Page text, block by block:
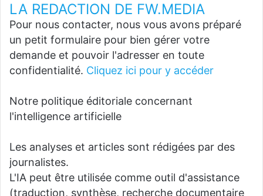
LA REDACTION DE FW.MEDIA
Pour nous contacter, nous vous avons préparé
un petit formulaire pour bien gérer votre
demande et pouvoir l'adresser en toute
confidentialité. Cliquez ici pour y accéder
Notre politique éditoriale concernant
l'intelligence artificielle
Les analyses et articles sont rédigées par des
journalistes.
L'IA peut être utilisée comme outil d'assistance
(traduction, synthèse, recherche documentaire